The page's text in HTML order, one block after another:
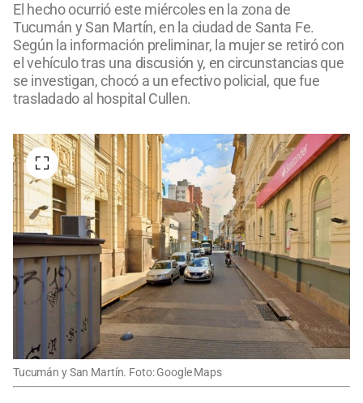
El hecho ocurrió este miércoles en la zona de
Tucumán y San Martín, en la ciudad de Santa Fe.
Según la información preliminar, la mujer se retiró con
el vehículo tras una discusión y, en circunstancias que
se investigan, chocó a un efectivo policial, que fue
trasladado al hospital Cullen.
Tucumán y San Martín. Foto: Google Maps